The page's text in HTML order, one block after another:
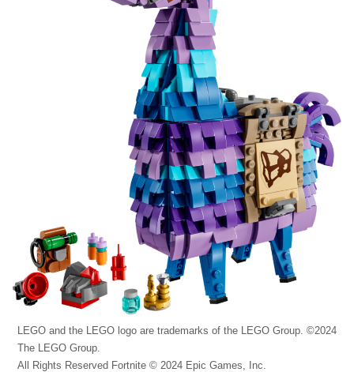
LEGO and the LEGO logo are trademarks of the LEGO Group. ©2024
The LEGO Group.
All Rights Reserved Fortnite © 2024 Epic Games, Inc.